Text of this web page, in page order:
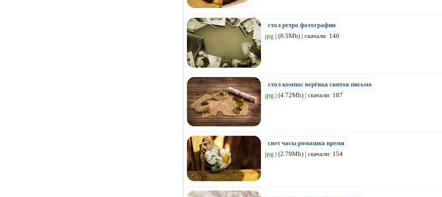
стол ретро фотографии
jpg | (8.5Mb) | скачали: 146
стол компас верёвка свиток письмо
jpg | (4.72Mb) | скачали: 187
свет часы ромашка время
jpg | (2.79Mb) | скачали: 154